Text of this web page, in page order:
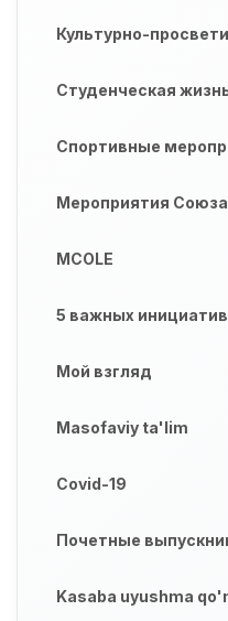
Культурно-
Студенческая
Спортивные
Мероприятия
MCOLE
5 важных инициатив
Мой взгляд
Masofaviy ta'lim
Covid-19
Почетные
Kasaba uyushma